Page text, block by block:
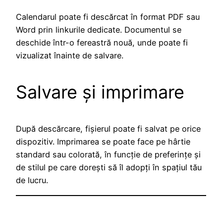
Calendarul poate fi descărcat în format PDF sau
Word prin linkurile dedicate. Documentul se
deschide într-o fereastră nouă, unde poate fi
vizualizat înainte de salvare.
Salvare și imprimare
După descărcare, fișierul poate fi salvat pe orice
dispozitiv. Imprimarea se poate face pe hârtie
standard sau colorată, în funcție de preferințe și
de stilul pe care dorești să îl adopți în spațiul tău
de lucru.